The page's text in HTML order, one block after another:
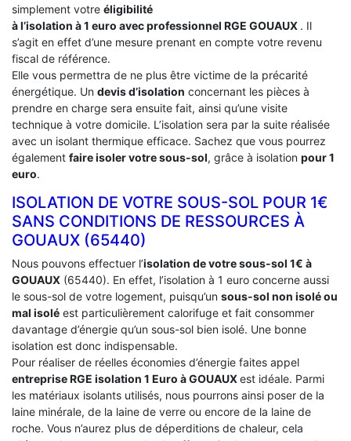
simplement votre éligibilité
à l’isolation à 1 euro avec professionnel RGE GOUAUX . Il
s’agit en effet d’une mesure prenant en compte votre revenu
fiscal de référence.
Elle vous permettra de ne plus être victime de la précarité
énergétique. Un devis d’isolation concernant les pièces à
prendre en charge sera ensuite fait, ainsi qu’une visite
technique à votre domicile. L’isolation sera par la suite réalisée
avec un isolant thermique efficace. Sachez que vous pourrez
également faire isoler votre sous-sol, grâce à isolation pour 1
euro.
ISOLATION DE VOTRE SOUS-SOL POUR 1€
SANS CONDITIONS DE RESSOURCES À
‎GOUAUX (65440)
Nous pouvons effectuer l’isolation de votre sous-sol 1€ à
GOUAUX (65440). En effet, l’isolation à 1 euro concerne aussi
le sous-sol de votre logement, puisqu’un sous-sol non isolé ou
mal isolé est particulièrement calorifuge et fait consommer
davantage d’énergie qu’un sous-sol bien isolé. Une bonne
isolation est donc indispensable.
Pour réaliser de réelles économies d’énergie faites appel
entreprise RGE isolation 1 Euro à GOUAUXest idéale. Parmi
les matériaux isolants utilisés, nous pourrons ainsi poser de la
laine minérale, de la laine de verre ou encore de la laine de
roche. Vous n’aurez plus de déperditions de chaleur, cela